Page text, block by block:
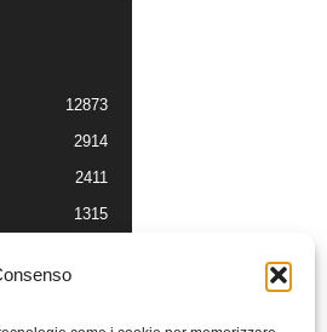
12873
2914
2411
1315